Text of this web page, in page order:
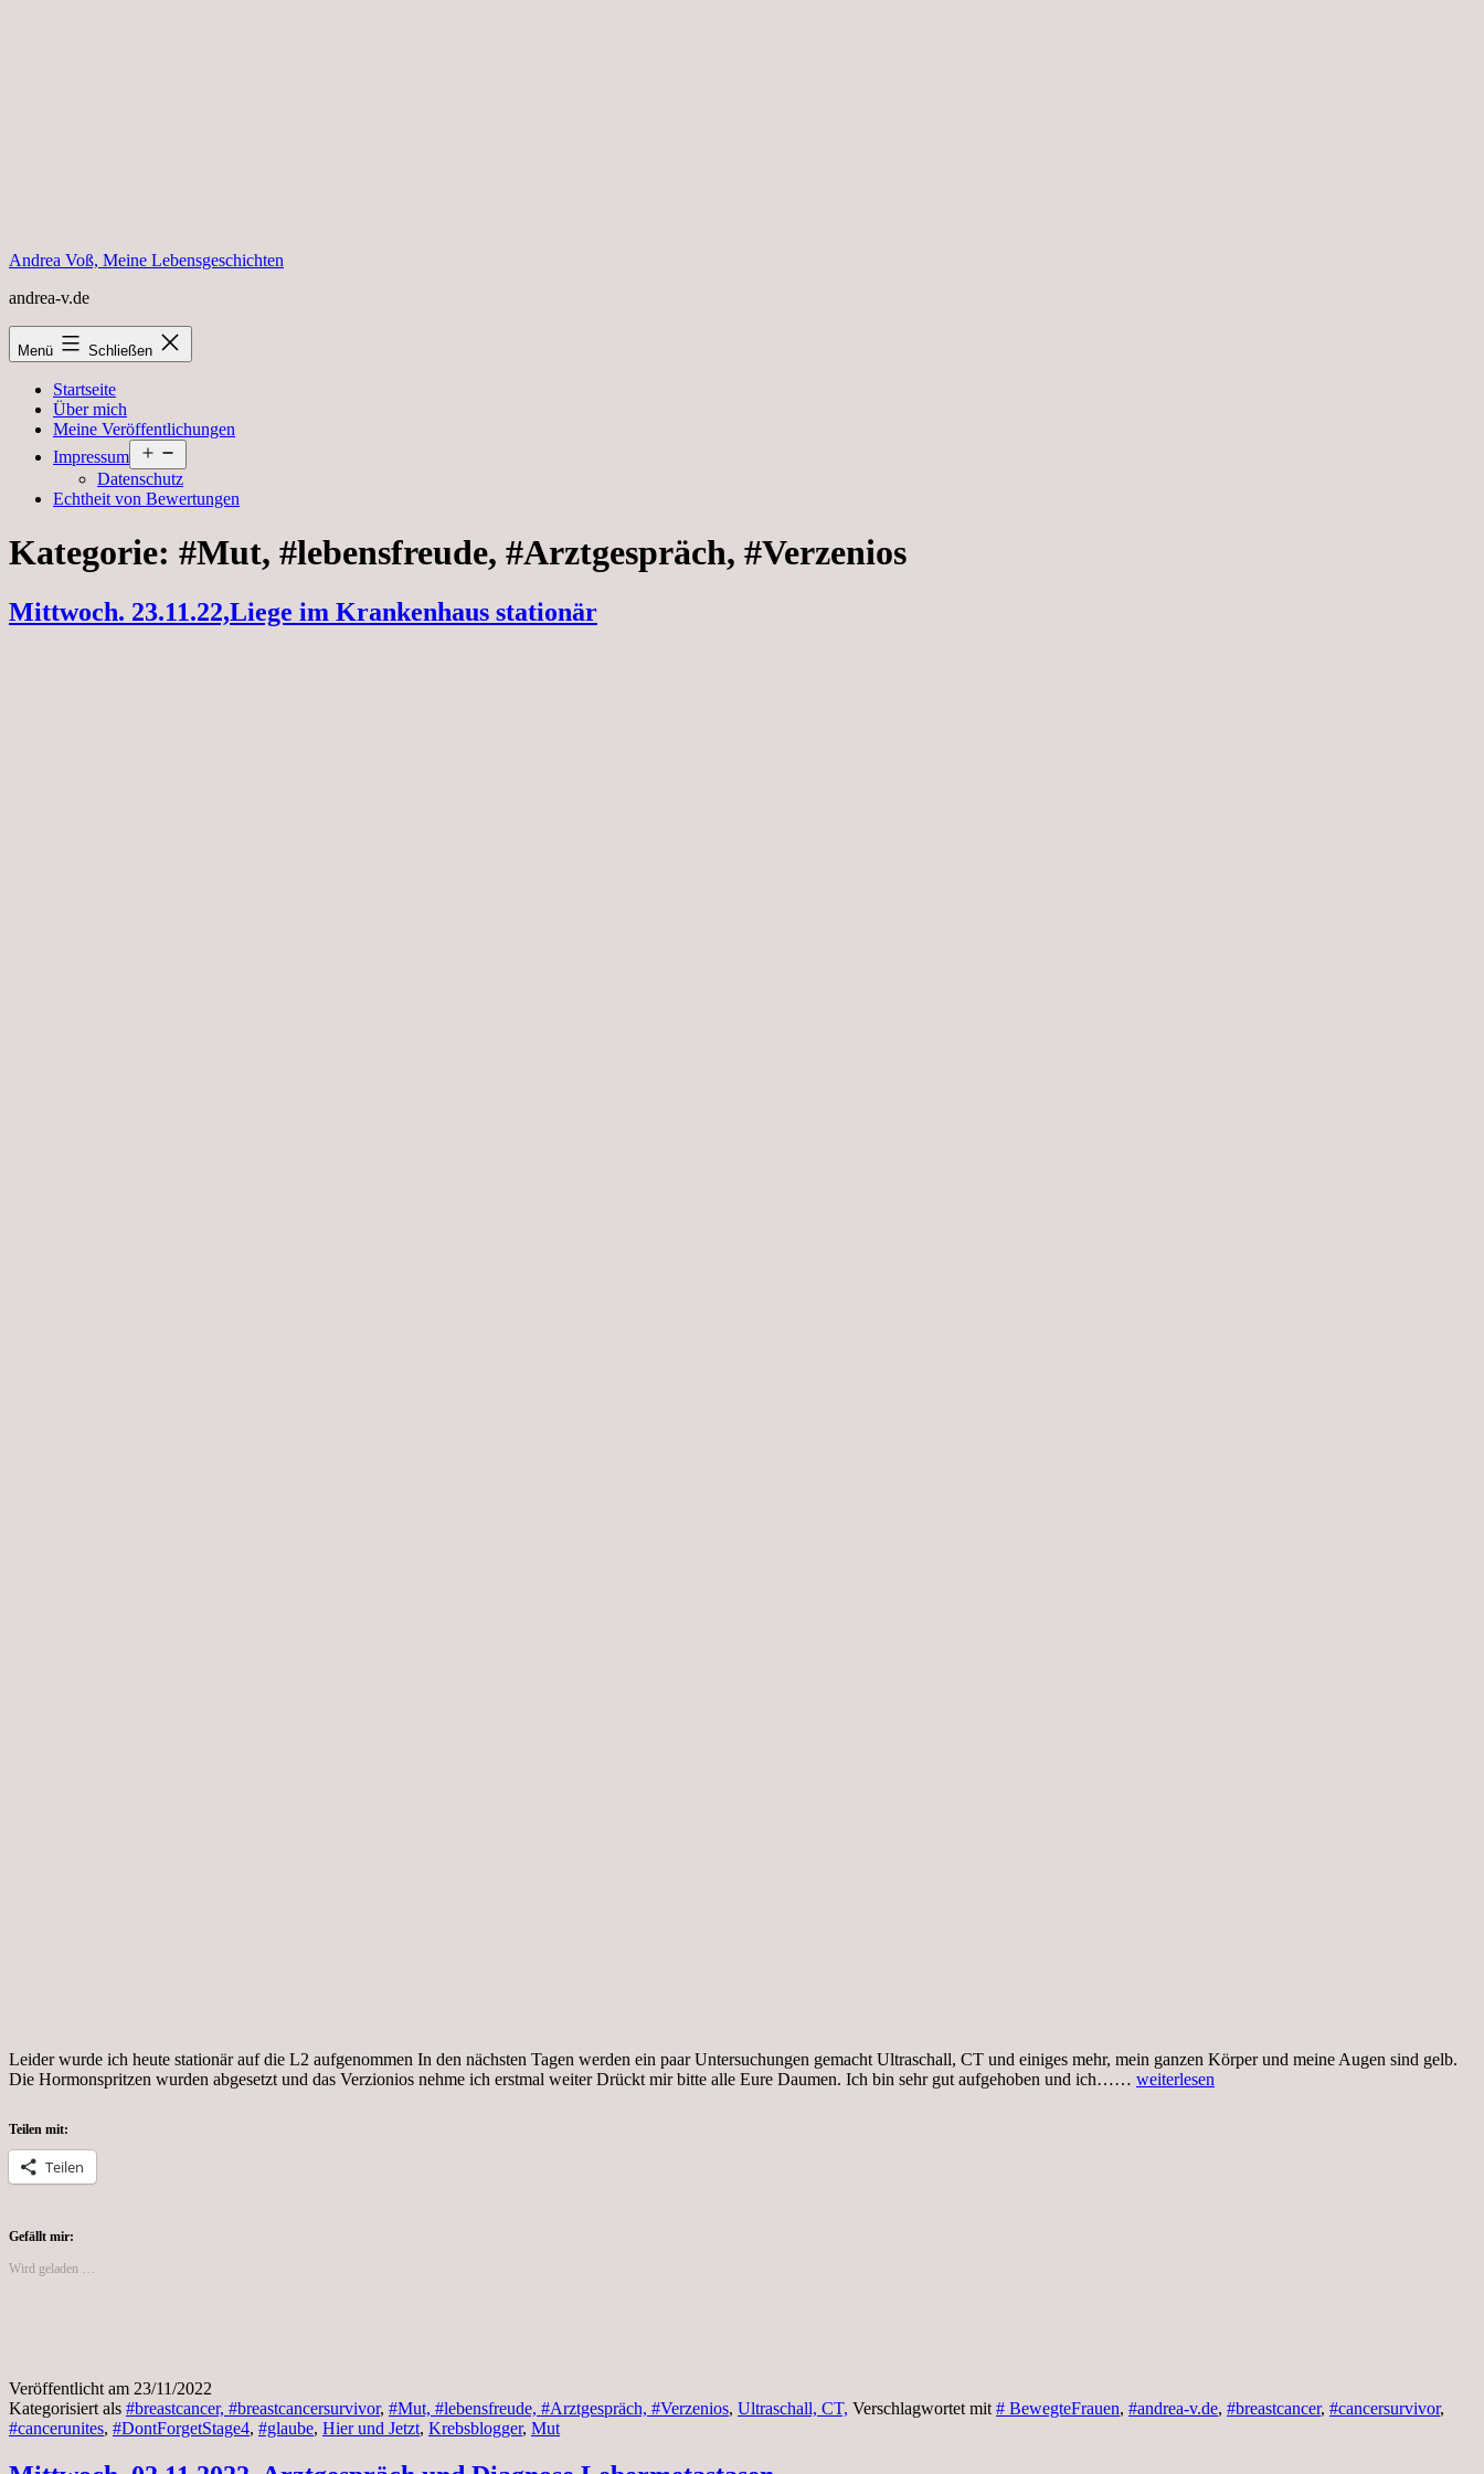
Andrea Voß, Meine Lebensgeschichten
andrea-v.de
Menü Schließen
Startseite
Über mich
Meine Veröffentlichungen
Impressum
öffnen
Datenschutz
Echtheit von Bewertungen
Kategorie: #Mut, #lebensfreude, #Arztgespräch, #Verzenios
Mittwoch. 23.11.22,Liege im Krankenhaus stationär
Leider wurde ich heute stationär auf die L2 aufgenommen In den nächsten Tagen werden ein paar Untersuchungen gemacht Ultraschall, CT und einiges mehr, mein ganzen Körper und meine Augen sind gelb.
Die Hormonspritzen wurden abgesetzt und das Verzionios nehme ich erstmal weiter Drückt mir bitte alle Eure Daumen. Ich bin sehr gut aufgehoben und ich…… Mittwoch.
weiterlesen
Teilen mit:
Teilen
Gefällt mir:
Wird geladen …
Veröffentlicht am 23/11/2022
Kategorisiert als #breastcancer, #breastcancersurvivor, #Mut, #lebensfreude, #Arztgespräch, #Verzenios, Ultraschall, CT, Verschlagwortet mit # BewegteFrauen, #andrea-v.de, #breastcancer, #cancersurvivor,
#cancerunites, #DontForgetStage4, #glaube, Hier und Jetzt, Krebsblogger, Mut